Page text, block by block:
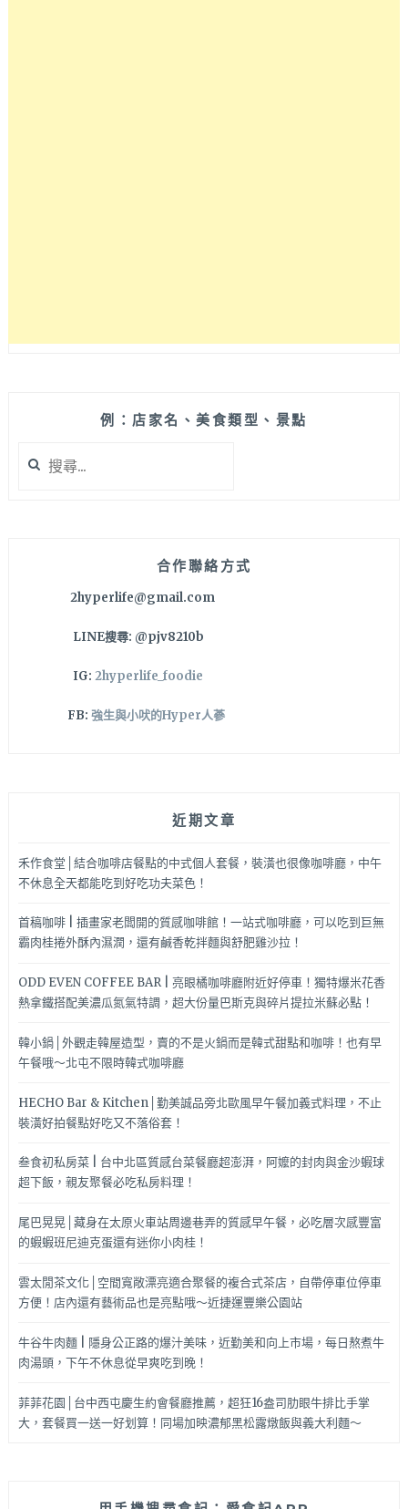
例：店家名、美食類型、景點
尋
合作聯絡方式
2hyperlife@gmail.com
LINE搜尋: @pjv8210b
IG: 2hyperlife_foodie
FB: 強生與小吠的Hyper人蔘
近期文章
禾作食堂│結合咖啡店餐點的中式個人套餐，裝潢也很像咖啡廳，中午
不休息全天都能吃到好吃功夫菜色！
首稿咖啡 | 插畫家老闆開的質感咖啡館！一站式咖啡廳，可以吃到巨無
霸肉桂捲外酥內濕潤，還有鹹香乾拌麵與舒肥雞沙拉！
ODD EVEN COFFEE BAR | 亮眼橘咖啡廳附近好停車！獨特爆米花香
熱拿鐵搭配美濃瓜氮氣特調，超大份量巴斯克與碎片提拉米蘇必點！
韓小鍋│外觀走韓屋造型，賣的不是火鍋而是韓式甜點和咖啡！也有早
午餐哦～北屯不限時韓式咖啡廳
HECHO Bar & Kitchen│勤美誠品旁北歐風早午餐加義式料理，不止
裝潢好拍餐點好吃又不落俗套！
叁食初私房菜 | 台中北區質感台菜餐廳超澎湃，阿嬤的封肉與金沙蝦球
超下飯，親友聚餐必吃私房料理！
尾巴晃晃│藏身在太原火車站周邊巷弄的質感早午餐，必吃層次感豐富
的蝦蝦班尼迪克蛋還有迷你小肉桂！
雲太閒茶文化│空間寬敞漂亮適合聚餐的複合式茶店，自帶停車位停車
方便！店內還有藝術品也是亮點哦～近捷運豐樂公園站
牛谷牛肉麵 | 隱身公正路的爆汁美味，近勤美和向上市場，每日熬煮牛
肉湯頭，下午不休息從早爽吃到晚！
菲菲花園│台中西屯慶生約會餐廳推薦，超狂16盎司肋眼牛排比手掌
大，套餐買一送一好划算！同場加映濃郁黑松露燉飯與義大利麵～